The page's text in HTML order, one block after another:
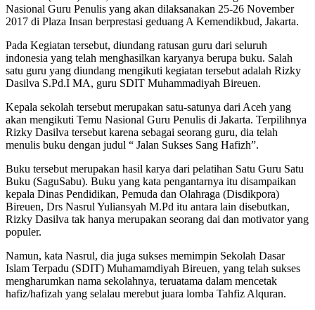
Nasional Guru Penulis yang akan dilaksanakan 25-26 November
2017 di Plaza Insan berprestasi geduang A Kemendikbud, Jakarta.
Pada Kegiatan tersebut, diundang ratusan guru dari seluruh
indonesia yang telah menghasilkan karyanya berupa buku. Salah
satu guru yang diundang mengikuti kegiatan tersebut adalah Rizky
Dasilva S.Pd.I MA, guru SDIT Muhammadiyah Bireuen.
Kepala sekolah tersebut merupakan satu-satunya dari Aceh yang
akan mengikuti Temu Nasional Guru Penulis di Jakarta. Terpilihnya
Rizky Dasilva tersebut karena sebagai seorang guru, dia telah
menulis buku dengan judul “ Jalan Sukses Sang Hafizh”.
Buku tersebut merupakan hasil karya dari pelatihan Satu Guru Satu
Buku (SaguSabu). Buku yang kata pengantarnya itu disampaikan
kepala Dinas Pendidikan, Pemuda dan Olahraga (Disdikpora)
Bireuen, Drs Nasrul Yuliansyah M.Pd itu antara lain disebutkan,
Rizky Dasilva tak hanya merupakan seorang dai dan motivator yang
populer.
Namun, kata Nasrul, dia juga sukses memimpin Sekolah Dasar
Islam Terpadu (SDIT) Muhamamdiyah Bireuen, yang telah sukses
mengharumkan nama sekolahnya, teruatama dalam mencetak
hafiz/hafizah yang selalau merebut juara lomba Tahfiz Alquran.